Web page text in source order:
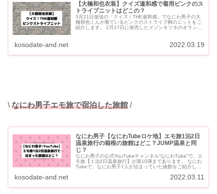
【大橋和也衣装】クイズ違和感で着用ピンクのス
トライプニットはどこの？
3月21日放送の「クイズ！THE違和感」でなにわ男子の大
橋和也くんが着ているピンクのストライプ柄のニットをご
紹介します。 2月17日に発売したメゾンキツネのオランピ
kosodate-and.net 2022.03.19
\ なにわ男子エモ旅で宿泊した旅館 /
なにわ男子【なにわTubeロケ地】エモ旅1泊2日
温泉旅行の箱根の旅館はどこ？JUMP温泉と同
じ？
なにわ男子の公式YouTubeチャンネル“なにわTube”で、エ
モ旅【１泊2日温泉旅行】が第10弾まであります。 なにわ
Tubeで、なにわ男子7人が泊まっていた旅館をご紹介しま
kosodate-and.net 2022.03.11